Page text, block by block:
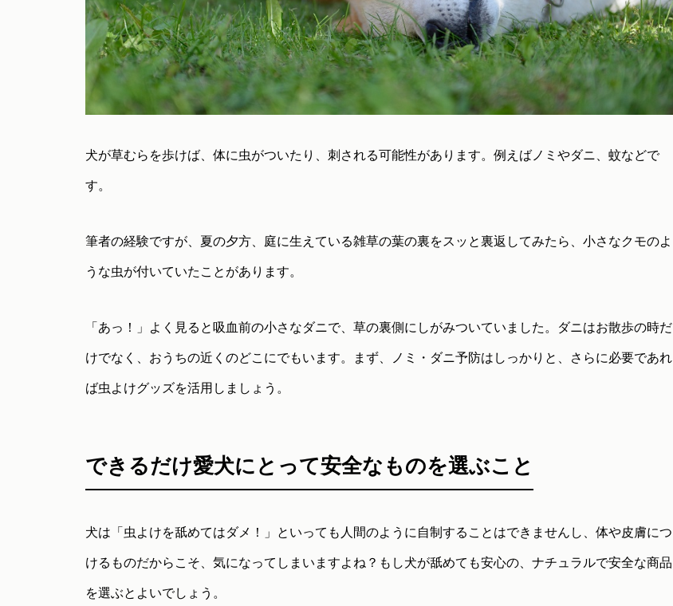
犬が草むらを歩けば、体に虫がついたり、刺される可能性があります。例えばノミやダニ、蚊などで
す。
筆者の経験ですが、夏の夕方、庭に生えている雑草の葉の裏をスッと裏返してみたら、小さなクモのよ
うな虫が付いていたことがあります。
「あっ！」よく見ると吸血前の小さなダニで、草の裏側にしがみついていました。ダニはお散歩の時だ
けでなく、おうちの近くのどこにでもいます。まず、ノミ・ダニ予防はしっかりと、さらに必要であれ
ば虫よけグッズを活用しましょう。
できるだけ愛犬にとって安全なものを選ぶこと
犬は「虫よけを舐めてはダメ！」といっても人間のように自制することはできませんし、体や皮膚につ
けるものだからこそ、気になってしまいますよね？もし犬が舐めても安心の、ナチュラルで安全な商品
を選ぶとよいでしょう。